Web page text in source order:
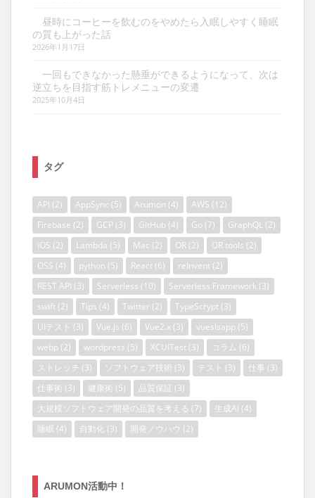
昼時にコーヒーを飲むのをやめたら入眠しやすく睡眠
の質も上がった話
2026年1月17日
一回もできなかった懸垂ができるようになって、次は
逆立ちを目指す筋トレメニューの変遷
2025年10月4日
タグ
API (2) AppSync (5) Arumon (4) AWS (12)
Firebase (2) GCP (3) GitHub (4) Go (7) GraphQL (2)
iOS (2) Lambda (5) Mac (2) OR (2) OR tools (2)
OSS (4) python (5) React (6) reInvent (2)
REST API (3) Serverless (10) Serverless Framework (3)
swift (2) Tips (4) Twitter (2) TypeScrypt (3)
UIテスト (3) Vue.js (6) Vue2.x (3) vueslsapp (5)
webp (2) wordpress (5) XCUITest (3) コラム (6)
ストレッチ (3) ソフトウェア技術 (3) テスト (3) 仕事 (3)
仕事術 (3) 健康術 (5) 品質保証 (3)
大規模ソフトウェア開発の品質を考える (7) 生成AI (4)
睡眠 (4) 自動化 (3) 開発ノウハウ (2)
ARUMON活動中！